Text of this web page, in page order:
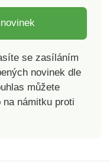
se zasíláním
novinek dle
můžete
námitku proti